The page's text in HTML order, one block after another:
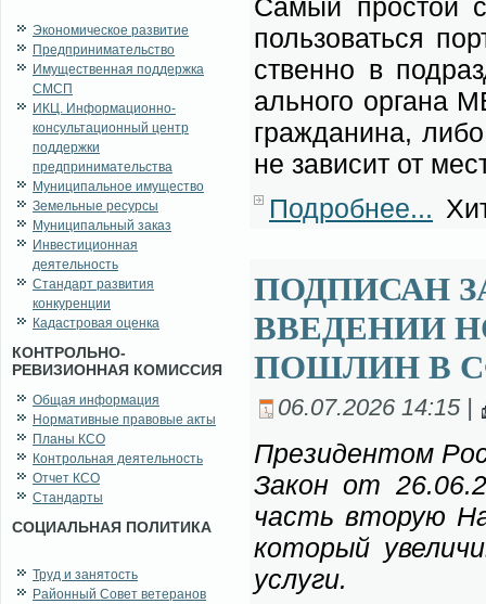
Экономическое развитие
Предпринимательство
Имущественная поддержка
СМСП
ИКЦ. Информационно-
консультационный центр
поддержки
предпринимательства
Муниципальное имущество
Земельные ресурсы
Муниципальный заказ
Инвестиционная
деятельность
Стандарт развития
конкуренции
Кадастровая оценка
КОНТРОЛЬНО-
РЕВИЗИОННАЯ КОМИССИЯ
Общая информация
Нормативные правовые акты
Планы КСО
Контрольная деятельность
Отчет КСО
Стандарты
СОЦИАЛЬНАЯ ПОЛИТИКА
Труд и занятость
Районный Совет ветеранов
Са­мый про­стой
поль­зо­вать­ся
ствен­но в
аль­но­го ор­га­на
граж­да­ни­на,
не за­ви­сит от
Подробнее...
ПОДПИСАН
ВВЕДЕНИИ
ПОШЛИН В
06.07.2026 14:15 |
Пре­зи­ден­том
За­кон от
часть вто­рую
ко­то­рый
услу­ги.